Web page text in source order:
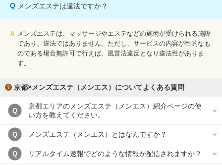
Q メンズエステは違法ですか？
A メンズエステは、マッサージやエステなどの施術が受けられる施設
であり、違法ではありません。ただし、サービスの内容が性的なも
のである場合無許可で行えば、風営法違反となり違法性がありま
す。
京都×メンズエステ（メンエス）についてよくある質問
Q
京都エリアのメンズエステ（メンエス）紹介ページの使
い方を教えてください。
Q メンズエステ（メンエス）とはなんですか？
Q リアルタイム速報でどのような情報が配信されますか？